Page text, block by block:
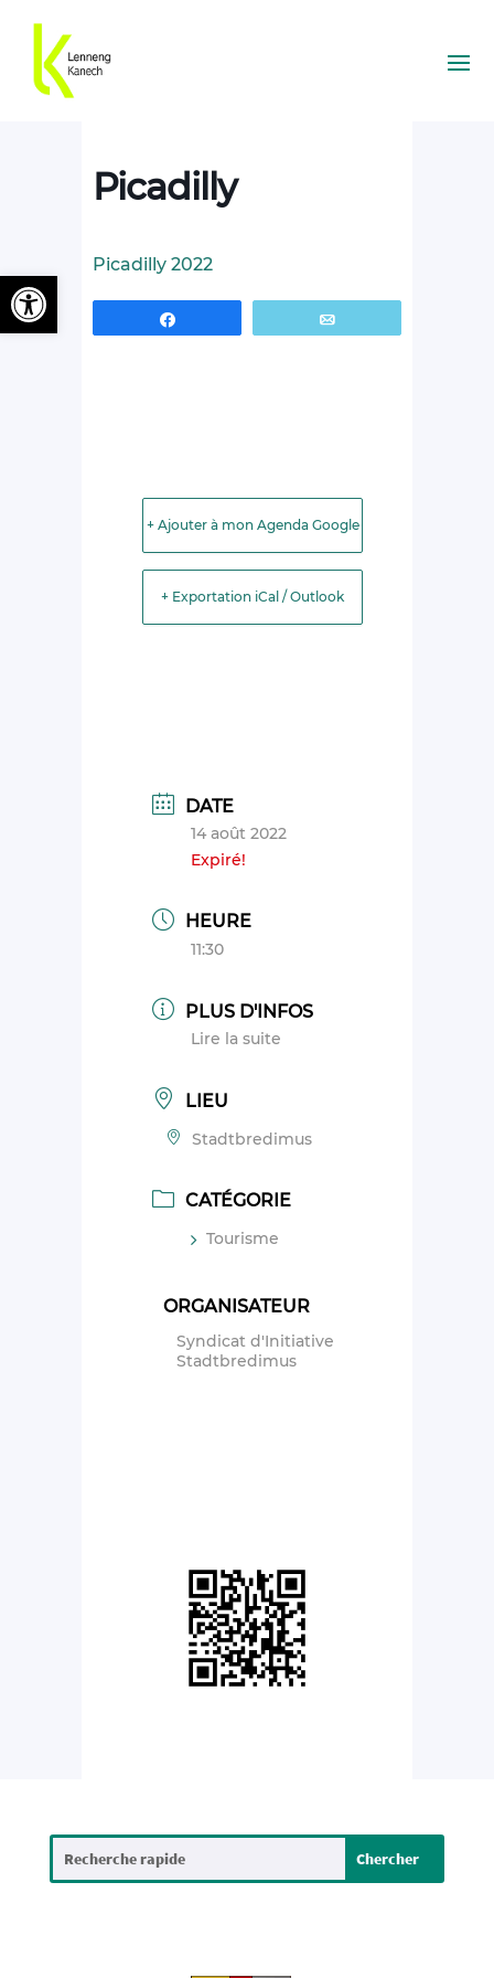
Picadilly
Picadilly 2022
+ Ajouter à mon Agenda Google
+ Exportation iCal / Outlook
DATE
14 août 2022
Expiré!
HEURE
11:30
PLUS D'INFOS
Lire la suite
LIEU
Stadtbredimus
CATÉGORIE
Tourisme
ORGANISATEUR
Syndicat d'Initiative
Stadtbredimus
Ouvrir la barre d’outils